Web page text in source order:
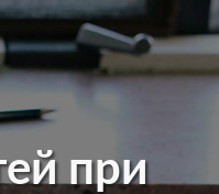
при